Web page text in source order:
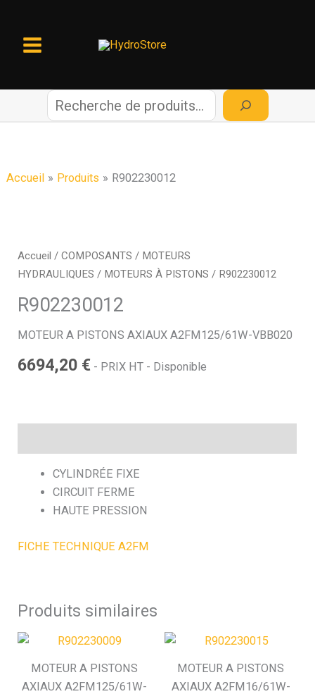
contenu
c
r
c
Accueil Produits R902230012
Accueil /COMPOSANTS / MOTEURS
HYDRAULIQUES / MOTEURS À PISTONS / R902230012
R902230012
MOTEUR A PISTONS AXIAUX A2FM125/61W-VBB020
6694,20 € - PRIX HT - Disponible
CYLINDRÉE FIXE
CIRCUIT FERME
HAUTE PRESSION
FICHE TECHNIQUE A2FM
Produits similaires
MOTEUR A PISTONS
AXIAUX A2FM125/61W-
MOTEUR A PISTONS
AXIAUX A2FM16/61W-